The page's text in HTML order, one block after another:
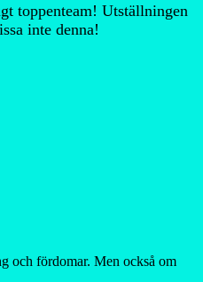
toppenteam! Utställningen
inte denna!
och fördomar. Men också om